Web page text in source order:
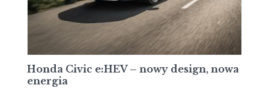
Honda Civic e:HEV – nowy design, nowa
energia